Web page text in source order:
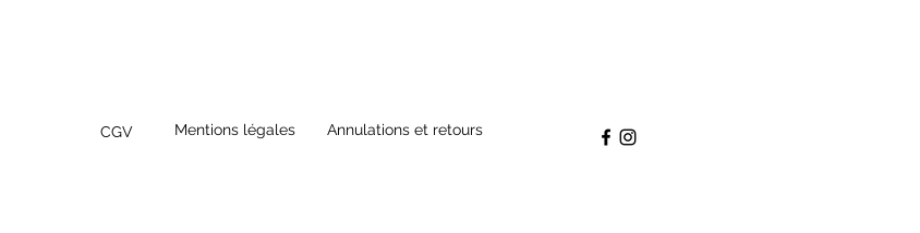
CGV Mentions légales Annulations et retours